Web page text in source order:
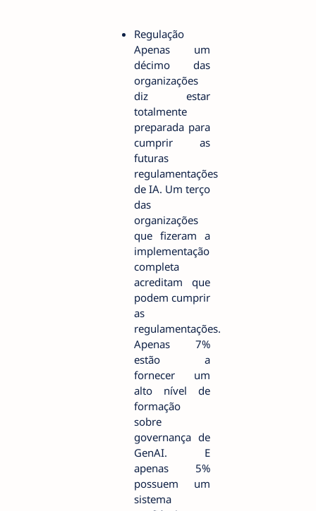
Regulação
Apenas um
décimo das
organizações
diz estar
totalmente
preparada para
cumprir as
futuras
regulamentações
de IA. Um terço
das
organizações
que fizeram a
implementação
completa
acreditam que
podem cumprir
as
regulamentações.
Apenas 7%
estão a
fornecer um
alto nível de
formação
sobre
governança de
GenAI. E
apenas 5%
possuem um
sistema